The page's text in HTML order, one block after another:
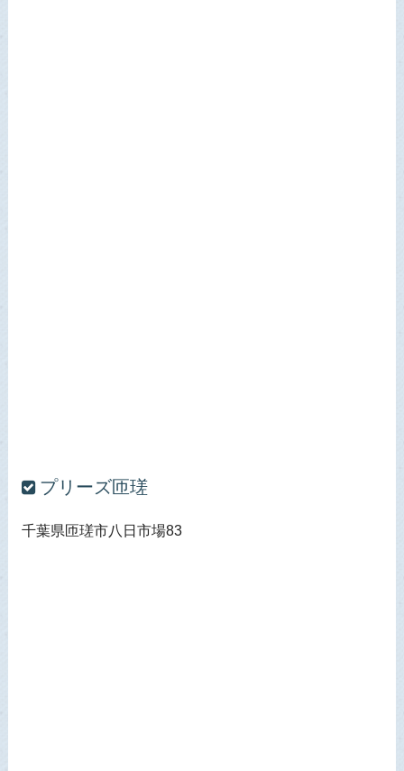
プリーズ匝瑳
千葉県匝瑳市八日市場83